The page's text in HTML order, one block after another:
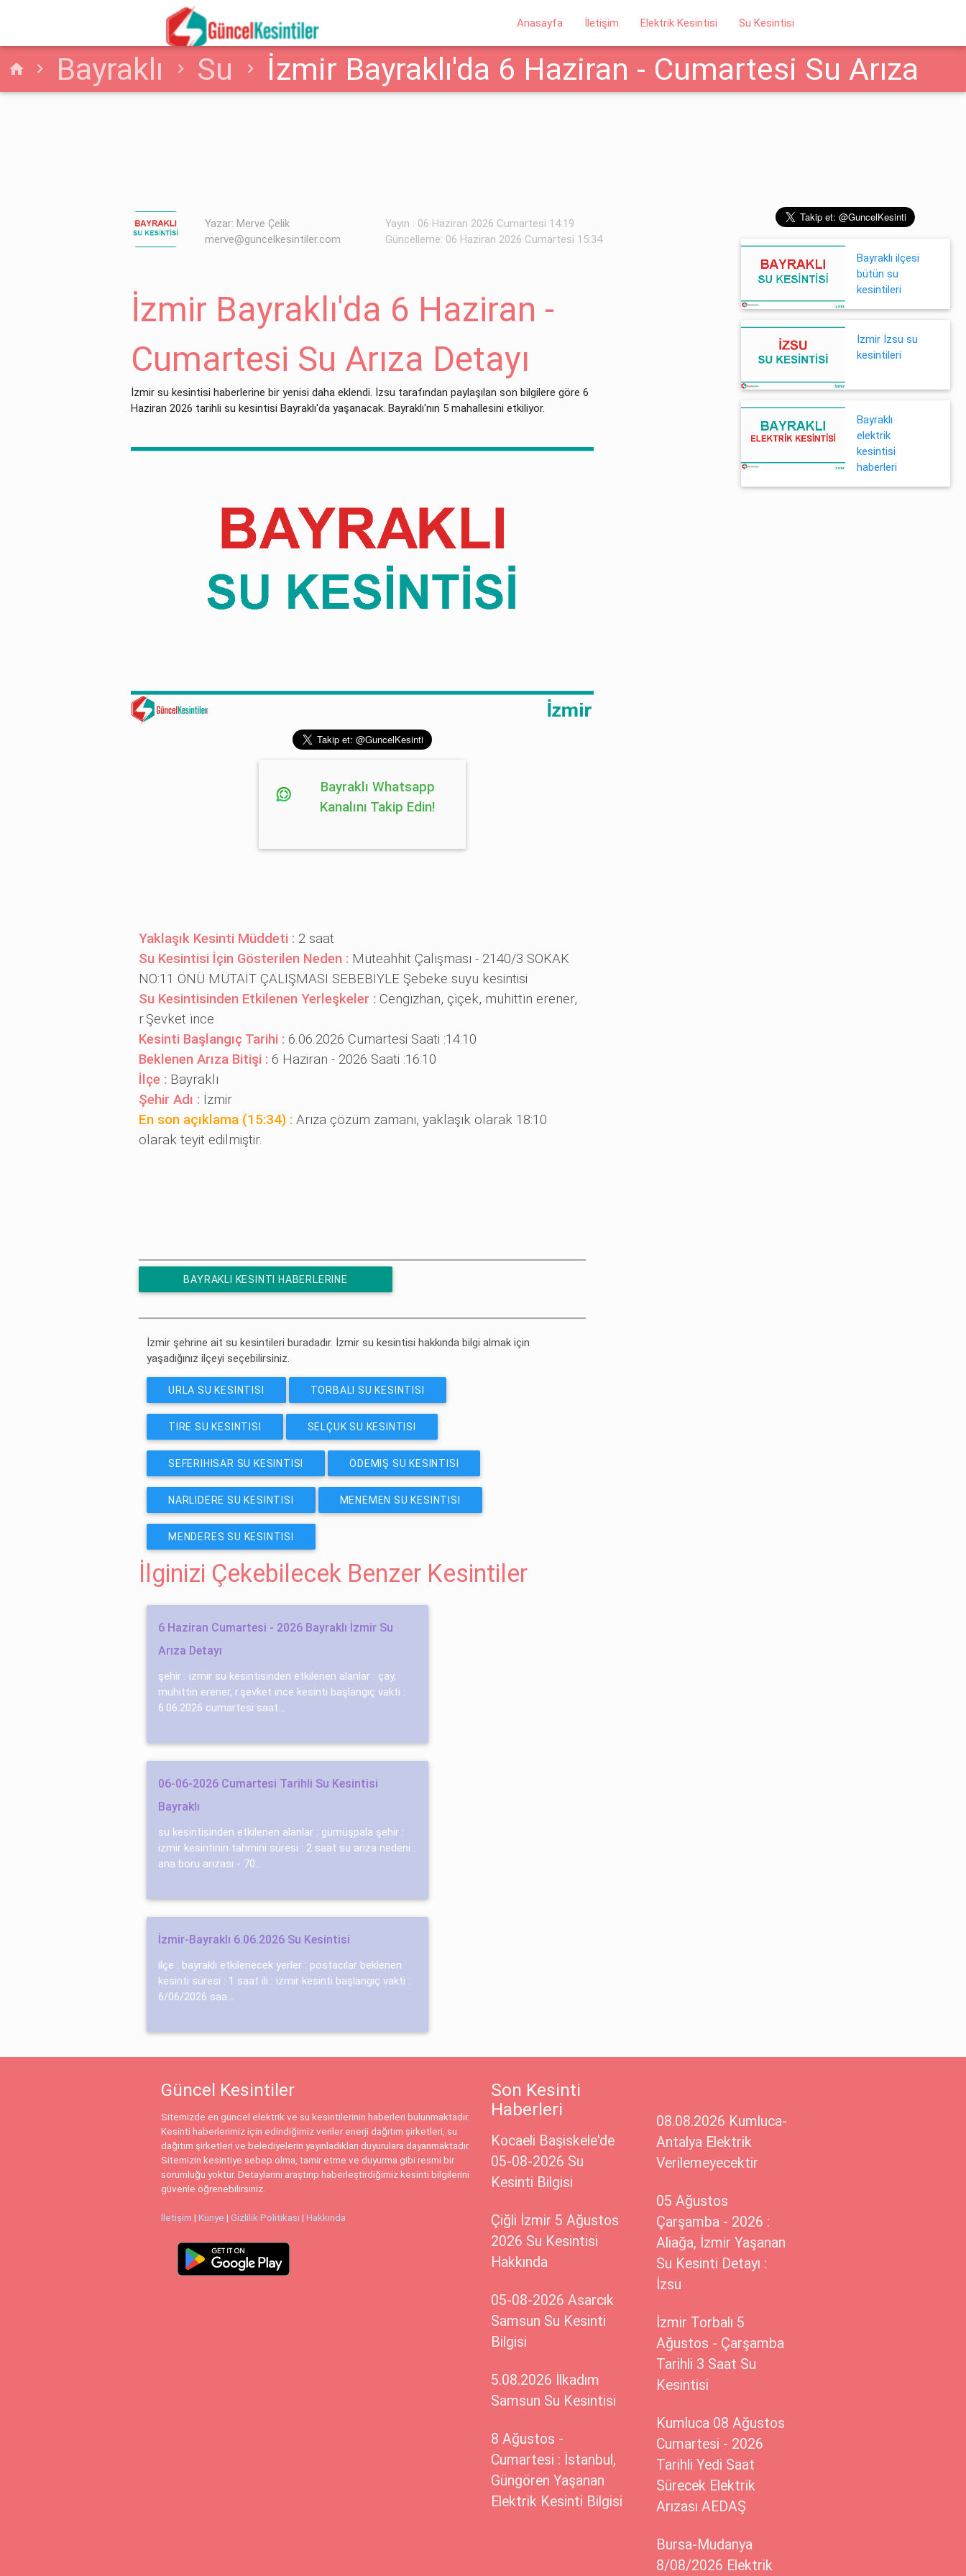
Anasayfa İletişim Elektrik Kesintisi Su Kesintisi
home Bayraklı Su
İzmir Bayraklı'da 6 Haziran - Cumartesi Su Arıza
Yazar: Merve Çelik
merve@guncelkesintiler.com
Yayın : 06 Haziran 2026 Cumartesi 14:19
Güncelleme: 06 Haziran 2026 Cumartesi 15:34
İzmir Bayraklı'da 6 Haziran -
Cumartesi Su Arıza Detayı
İzmir su kesintisi haberlerine bir yenisi daha eklendi. İzsu tarafından paylaşılan son bilgilere göre 6
Haziran 2026 tarihli su kesintisi Bayraklı'da yaşanacak. Bayraklı'nın 5 mahallesini etkiliyor.
Bayraklı Whatsapp
Kanalını Takip Edin!
Yaklaşık Kesinti Müddeti : 2 saat
Su Kesintisi İçin Gösterilen Neden : Müteahhit Çalışması - 2140/3 SOKAK
NO:11 ÖNÜ MÜTAİT ÇALIŞMASI SEBEBİYLE Şebeke suyu kesintisi
Su Kesintisinden Etkilenen Yerleşkeler : Cengi̇zhan, çi̇çek, muhi̇tti̇n erener,
r.Şevket i̇nce
Kesinti Başlangıç Tarihi : 6.06.2026 Cumartesi Saati :14:10
Beklenen Arıza Bitişi : 6 Haziran - 2026 Saati :16:10
İlçe : Bayraklı
Şehir Adı : İzmir
En son açıklama (15:34) : Arıza çözüm zamanı, yaklaşık olarak 18:10
olarak teyit edilmiştir.
BAYRAKLI KESINTI HABERLERINE
İzmir şehrine ait su kesintileri buradadır. İzmir su kesintisi hakkında bilgi almak için
yaşadığınız ilçeyi seçebilirsiniz.
URLA SU KESINTISI TORBALI SU KESINTISI
TIRE SU KESINTISI SELÇUK SU KESINTISI
SEFERIHISAR SU KESINTISI ÖDEMIŞ SU KESINTISI
NARLIDERE SU KESINTISI MENEMEN SU KESINTISI
MENDERES SU KESINTISI
İlginizi Çekebilecek Benzer Kesintiler
6 Haziran Cumartesi - 2026 Bayraklı İzmir Su
Arıza Detayı
şehir : izmir su kesintisinden etkilenen alanlar : çay,
muhi̇tti̇n erener, r.şevket i̇nce kesinti başlangıç vakti :
6.06.2026 cumartesi saat...
06-06-2026 Cumartesi Tarihli Su Kesintisi
Bayraklı
su kesintisinden etkilenen alanlar : gümüşpala şehir :
izmir kesintinin tahmini süresi : 2 saat su arıza nedeni :
ana boru arızası - 70...
İzmir-Bayraklı 6.06.2026 Su Kesintisi
ilçe : bayraklı etkilenecek yerler : postacılar beklenen
kesinti süresi : 1 saat ili : izmir kesinti başlangıç vakti :
6/06/2026 saa...
Bayraklı ilçesi
bütün su
kesintileri
İzmir İzsu su
kesintileri
Bayraklı
elektrik
kesintisi
haberleri
Güncel Kesintiler
Sitemizde en güncel elektrik ve su kesintilerinin haberleri bulunmaktadır.
Kesinti haberlerimiz için edindiğimiz veriler enerji dağıtım şirketleri, su
dağıtım şirketleri ve belediyelerin yayınladıkları duyurulara dayanmaktadır.
Sitemizin kesintiye sebep olma, tamir etme ve duyurma gibi resmi bir
sorumluğu yoktur. Detaylarını araştırıp haberleştirdiğimiz kesinti bilgilerini
güvenle öğrenebilirsiniz.
İletişim |Künye |Gizlilik Politikası |Hakkında
Son Kesinti
Haberleri
Kocaeli Başiskele'de
05-08-2026 Su
Kesinti Bilgisi
Çiğli İzmir 5 Ağustos
2026 Su Kesintisi
Hakkında
05-08-2026 Asarcık
Samsun Su Kesinti
Bilgisi
5.08.2026 İlkadım
Samsun Su Kesintisi
8 Ağustos -
Cumartesi : İstanbul,
Güngören Yaşanan
Elektrik Kesinti Bilgisi
08.08.2026 Kumluca-
Antalya Elektrik
Verilemeyecektir
05 Ağustos
Çarşamba - 2026 :
Aliağa, İzmir Yaşanan
Su Kesinti Detayı :
İzsu
İzmir Torbalı 5
Ağustos - Çarşamba
Tarihli 3 Saat Su
Kesintisi
Kumluca 08 Ağustos
Cumartesi - 2026
Tarihli Yedi Saat
Sürecek Elektrik
Arızası AEDAŞ
Bursa-Mudanya
8/08/2026 Elektrik